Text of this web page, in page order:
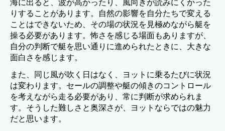
海に出ると、波が高かったり、風向きが読みにくかった
りすることがあります。自然の影響を自分たちで変える
ことはできないため、その場の状況を見極めながら艇を
操る必要があります。怖さを感じる場面もありますが、
自分の判断で艇を思い通りに進められたときに、大きな
面白さを感じます。
また、同じ風が吹く日はなく、ヨットに乗るたびに状況
は変わります。セールの調整や艇の傾きのコントロール
を考えながら走る必要があり、常に判断が求められま
す。そうした難しさと奥深さが、ヨットならではの魅力
だと思います。